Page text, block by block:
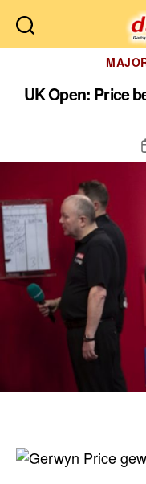
UK Open: Price